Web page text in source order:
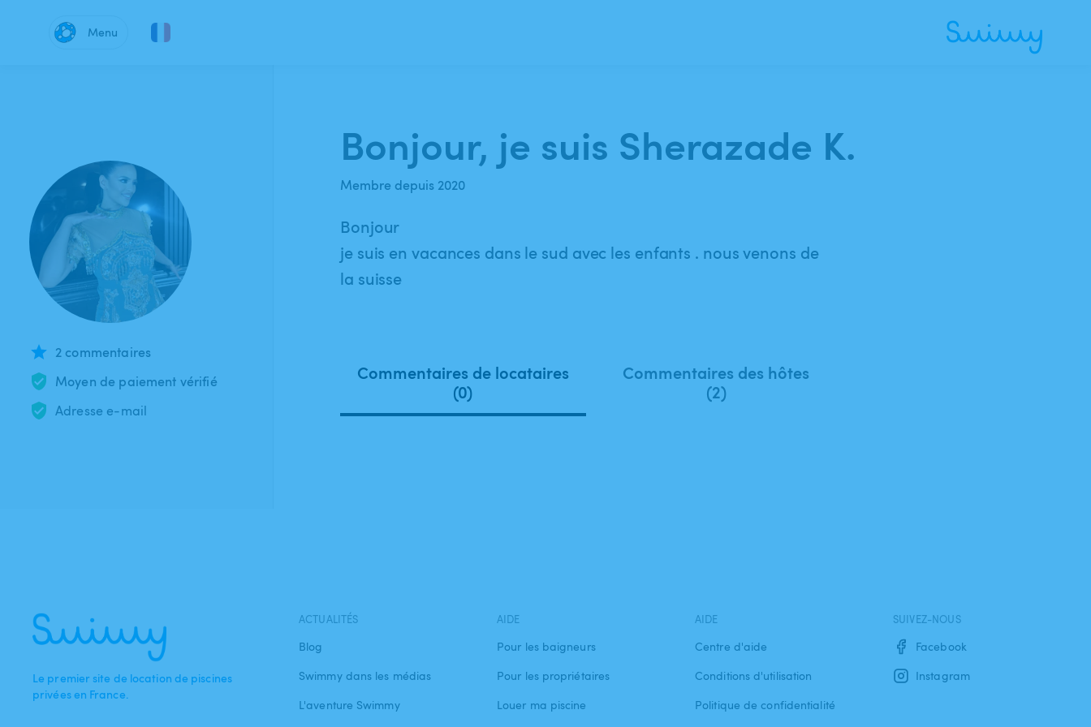
Menu
2 commentaires
Moyen de paiement vérifié
Adresse e-mail
Bonjour, je suis Sherazade K.
Membre depuis 2020
Bonjour
je suis en vacances dans le sud avec les enfants . nous venons de
la suisse
Commentaires de locataires
(0)
Commentaires des hôtes
(2)
Le premier site de location de piscines
privées en France.
ACTUALITÉS
Blog
Swimmy dans les médias
L'aventure Swimmy
AIDE
Pour les baigneurs
Pour les propriétaires
Louer ma piscine
AIDE
Centre d'aide
Conditions d'utilisation
Politique de confidentialité
SUIVEZ-NOUS
Facebook
Instagram